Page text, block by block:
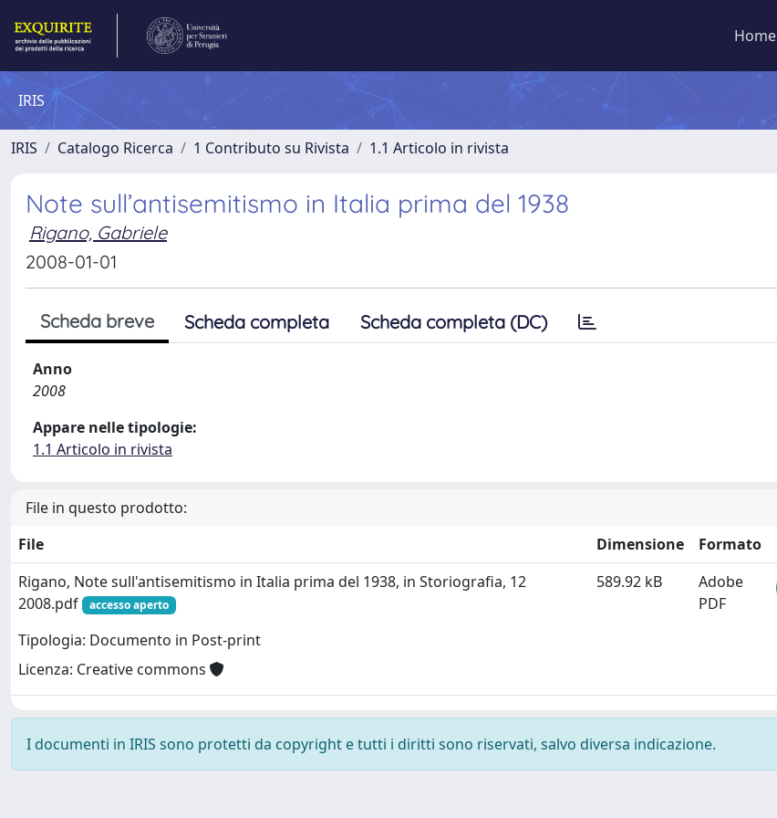
Home
IRIS
IRIS Catalogo Ricerca 1 Contributo su Rivista 1.1 Articolo in rivista
Note sull’antisemitismo in Italia prima del 1938
Rigano, Gabriele
2008-01-01
Scheda breve Scheda completa Scheda completa (DC)
Anno
2008
Appare nelle tipologie:
1.1 Articolo in rivista
File in questo prodotto:
File
Dimensione
Formato
Rigano, Note sull'antisemitismo in Italia prima del 1938, in Storiografia, 12
2008.pdf
accesso aperto
Tipologia: Documento in Post-print
Licenza: Creative commons
589.92 kB
Adobe
PDF
I documenti in IRIS sono protetti da copyright e tutti i diritti sono riservati, salvo diversa indicazione.